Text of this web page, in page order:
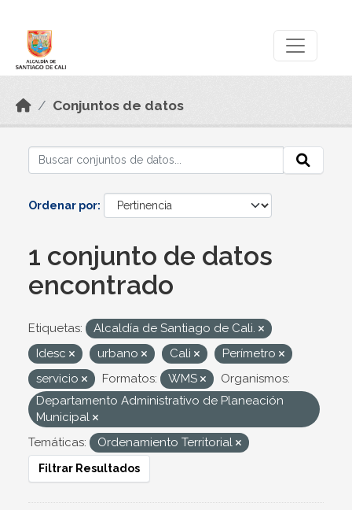
Conjuntos de datos
Ordenar por
1 conjunto de datos
encontrado
Etiquetas:
Alcaldía de Santiago de Cali.
Idesc
urbano Cali
Perímetro
servicio
Formatos: WMS
Organismos:
Departamento Administrativo de Planeación
Municipal
Temáticas:
Ordenamiento Territorial
Filtrar Resultados